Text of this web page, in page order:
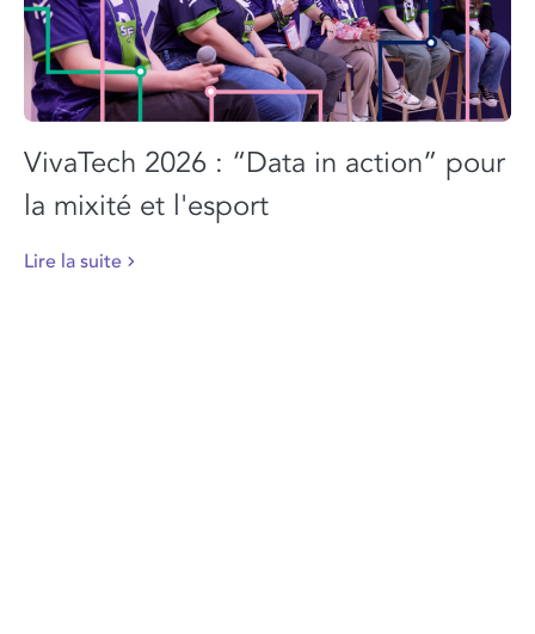
VivaTech 2026 : “Data in action” pour
la mixité et l'esport
Lire la suite